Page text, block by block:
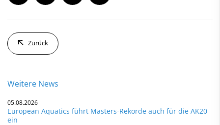
Zurück
Weitere News
05.08.2026
European Aquatics führt Masters-Rekorde auch für die AK20
ein